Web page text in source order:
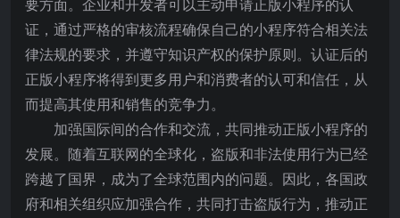
要方面。企业和开发者可以主动申请正版小程序的认
证，通过严格的审核流程确保自己的小程序符合相关法
律法规的要求，并遵守知识产权的保护原则。认证后的
正版小程序将得到更多用户和消费者的认可和信任，从
而提高其使用和销售的竞争力。
加强国际间的合作和交流，共同推动正版小程序的
发展。随着互联网的全球化，盗版和非法使用行为已经
跨越了国界，成为了全球范围内的问题。因此，各国政
府和相关组织应加强合作，共同打击盗版行为，推动正